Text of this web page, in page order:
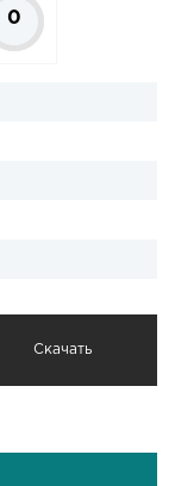
0
Скачать